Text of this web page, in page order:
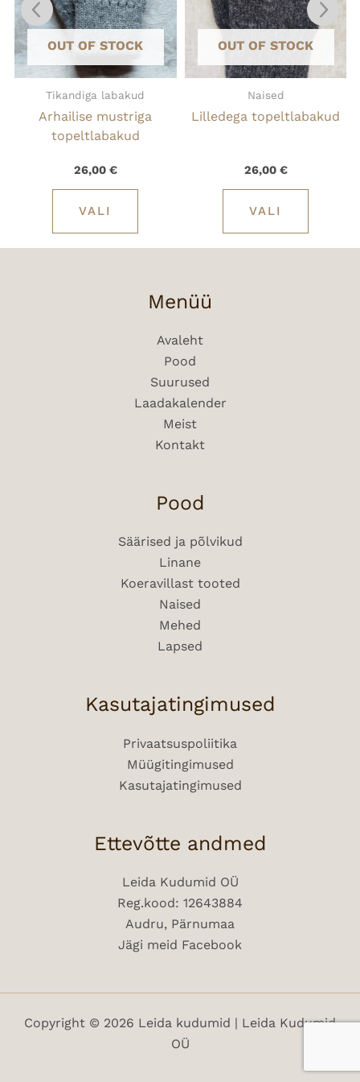
OUT OF STOCK
Tikandiga labakud
Arhailise mustriga
topeltlabakud
26,00 €
VALI
teha
tootelehel.
OUT OF STOCK
Naised
Lilledega topeltlabakud
26,00 €
VALI
teha
Menüü
Avaleht
Pood
Suurused
Laadakalender
Meist
Kontakt
Pood
Säärised ja põlvikud
Linane
Koera­villast tooted
Naised
Mehed
Lapsed
Kasutajatingimused
Privaatsuspoliitika
Müügitingimused
Kasutajatingimused
Ettevõtte andmed
Leida Kudumid OÜ
Reg.kood: 12643884
Audru, Pärnumaa
Jägi meid Facebook
Copyright © 2026 Leida kudumid | Leida Kudumid
OÜ